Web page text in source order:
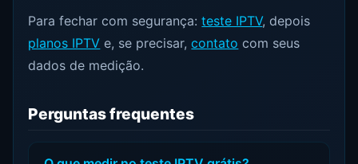
Para fechar com segurança:teste IPTV, depois
planos IPTV e, se precisar,contato com seus
dados de medição.
Perguntas frequentes